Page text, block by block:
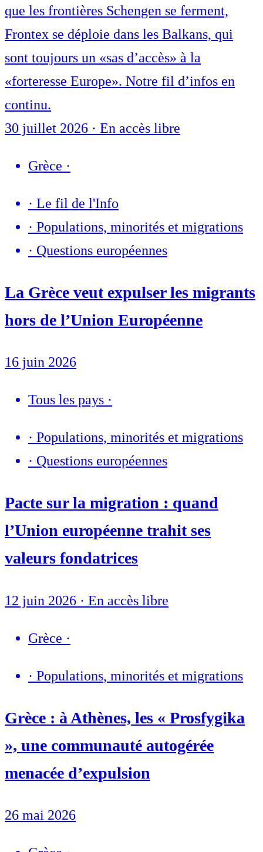
que les frontières Schengen se ferment,
Frontex se déploie dans les Balkans, qui
sont toujours un «sas d’accès» à la
«forteresse Europe». Notre fil d’infos en
continu.
30 juillet 2026 · En accès libre
Grèce ·
· Le fil de l'Info
· Populations, minorités et migrations
· Questions européennes
La Grèce veut expulser les migrants
hors de l’Union Européenne
16 juin 2026
Tous les pays ·
· Populations, minorités et migrations
· Questions européennes
Pacte sur la migration : quand
l’Union européenne trahit ses
valeurs fondatrices
12 juin 2026 · En accès libre
Grèce ·
· Populations, minorités et migrations
Grèce : à Athènes, les « Prosfygika
», une communauté autogérée
menacée d’expulsion
26 mai 2026